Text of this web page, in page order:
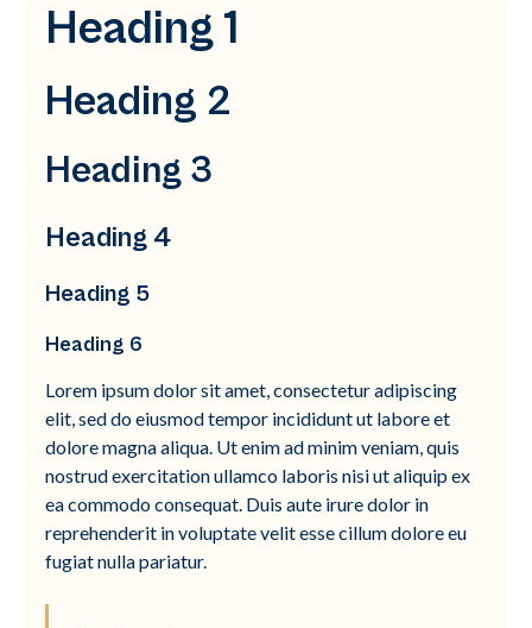
Heading 1
Heading 2
Heading 3
Heading 4
Heading 5
Heading 6
Lorem ipsum dolor sit amet, consectetur adipiscing
elit, sed do eiusmod tempor incididunt ut labore et
dolore magna aliqua. Ut enim ad minim veniam, quis
nostrud exercitation ullamco laboris nisi ut aliquip ex
ea commodo consequat. Duis aute irure dolor in
reprehenderit in voluptate velit esse cillum dolore eu
fugiat nulla pariatur.